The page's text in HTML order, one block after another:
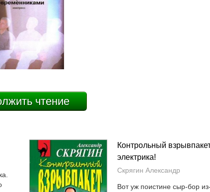
чтение
Контрольный
электрика!
Скрягин Александр
Вот уж поистине сыр-бор